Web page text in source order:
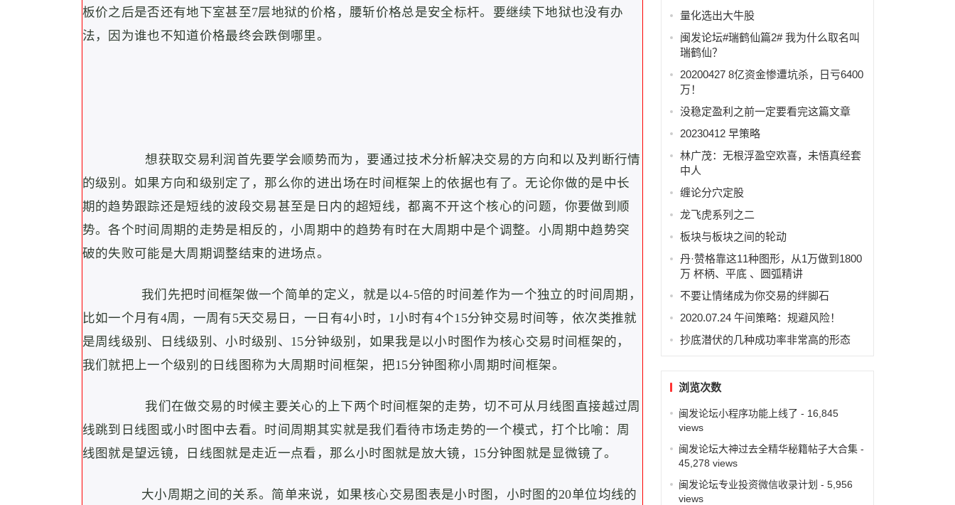
板价之后是否还有地下室甚至7层地狱的价格，腰斩价格总是安全标杆。要继续下地狱也没有办
法，因为谁也不知道价格最终会跌倒哪里。
想获取交易利润首先要学会顺势而为， 要通过技术分析解决交易的方向和以及判断行情
的级别。 如果方向和级别定了，那么你的进出场在时间框架上的依据也有了。 无论你做的是中长
期的趋势跟踪还是短线的波段交易甚至是日内的超短线，都离不开这个核心的问题，你要做到顺
势。各个时间周期的走势是相反的，小周期中的趋势有时在大周期中是个调整。 小周期中趋势突
破的失败可能是大周期调整结束的进场点。
我们先把时间框架做一个简单的定义，就是以4-5倍的时间差作为一个独立的时间周期，
比如一个月有4周，一周有5天交易日，一日有4小时，1小时有4个15分钟交易时间等， 依次类推就
是周线级别、日线级别、小时级别、15分钟级别，如果我是以小时图作为核心交易时间框架的，
我们就把上一个级别的日线图称为大周期时间框架，把15分钟图称小周期时间框架。
我们在做交易的时候主要关心的上下两个时间框架的走势，切不可从月线图直接越过周
线跳到日线图或小时图中去看。时间周期其实就是我们看待市场走势的一个模式，打个比喻： 周
线图就是望远镜，日线图就是走近一点看，那么小时图就是放大镜，15分钟图就是显微镜了。
大小周期之间的关系。简单来说，如果核心交易图表是小时图， 小时图的20单位均线的
量化选出大牛股
闽发论坛#瑞鹤仙篇2# 我为什么取名叫
瑞鹤仙？
20200427 8亿资金惨遭坑杀，日亏6400
万！
没稳定盈利之前一定要看完这篇文章
20230412 早策略
林广茂：无根浮盈空欢喜，未悟真经套
中人
缠论分穴定股
龙飞虎系列之二
板块与板块之间的轮动
丹·赞格靠这11种图形，从1万做到1800
万 杯柄、平底 、圆弧精讲
不要让情绪成为你交易的绊脚石
2020.07.24 午间策略：规避风险！
抄底潜伏的几种成功率非常高的形态
浏览次数
闽发论坛小程序功能上线了 - 16,845
views
闽发论坛大神过去全精华秘籍帖子大合集-
45,278 views
闽发论坛专业投资微信收录计划 - 5,956
views